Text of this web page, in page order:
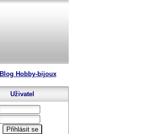
Blog Hobby-bijoux
Uživatel